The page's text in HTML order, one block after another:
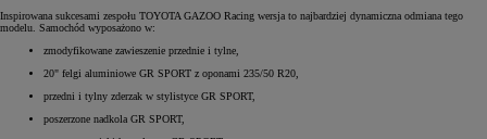
Inspirowana sukcesami zespołu TOYOTA GAZOO Racing wersja to najbardziej dynamiczna odmiana tego
modelu. Samochód wyposażono w:
zmodyfikowane zawieszenie przednie i tylne,
20" felgi aluminiowe GR SPORT z oponami 235/50 R20,
przedni i tylny zderzak w stylistyce GR SPORT,
poszerzone nadkola GR SPORT,